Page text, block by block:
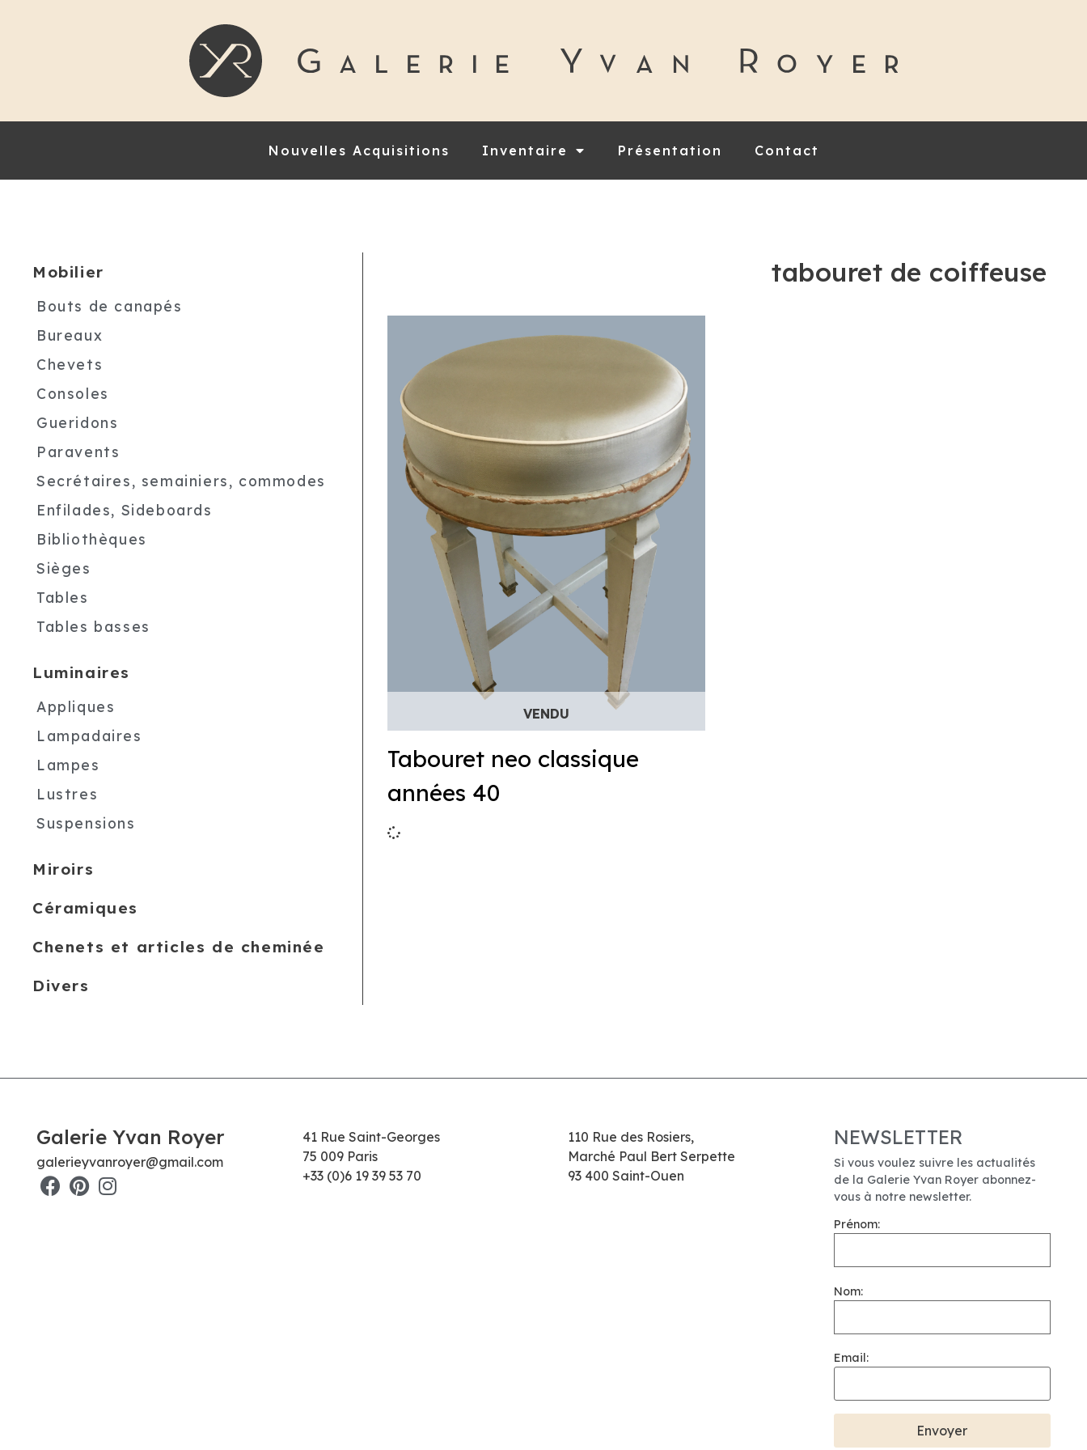
Nouvelles Acquisitions Inventaire Présentation Contact
Mobilier
Bouts de canapés
Bureaux
Chevets
Consoles
Gueridons
Paravents
Secrétaires, semainiers, commodes
Enfilades, Sideboards
Bibliothèques
Sièges
Tables
Tables basses
Luminaires
Appliques
Lampadaires
Lampes
Lustres
Suspensions
Miroirs
Céramiques
Chenets et articles de cheminée
Divers
tabouret de coiffeuse
Tabouret neo classique
années 40
Galerie Yvan Royer
galerieyvanroyer@gmail.com
41 Rue Saint-Georges
75 009 Paris
+33 (0)6 19 39 53 70
110 Rue des Rosiers,
Marché Paul Bert Serpette
93 400 Saint-Ouen
NEWSLETTER
Si vous voulez suivre les actualités
de la Galerie Yvan Royer abonnez-
vous à notre newsletter.
Prénom:
Nom:
Email: